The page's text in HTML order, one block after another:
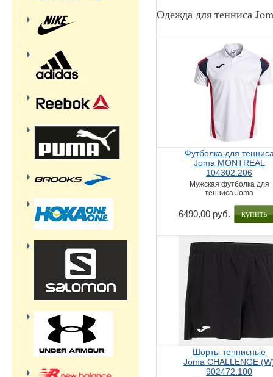
Одежда для тенниса
Футболка для
Joma MONTREAL
104302.206
Мужская футболка для
тенниса Joma
6490,00 руб. купить
Шорты теннисные
Joma CHALLENGE
902472.100